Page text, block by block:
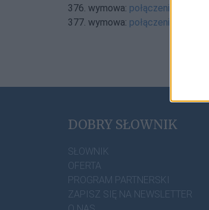
376. wymowa: połączenia literowe
377. wymowa: połączenia literowe
DOBRY SŁOWNIK
SŁOWNIK
OFERTA
PROGRAM PARTNERSKI
ZAPISZ SIĘ NA NEWSLETTER